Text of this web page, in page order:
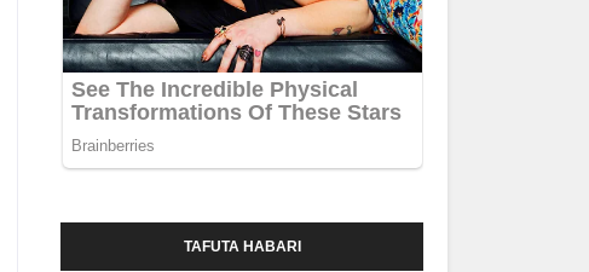
TAFUTA HABARI